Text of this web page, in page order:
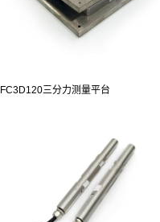
FC3D120三分力测量平台